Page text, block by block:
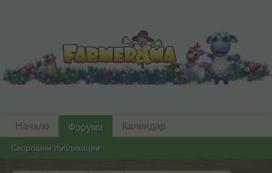
Начало Форуми
Скорошни публикации
Календар